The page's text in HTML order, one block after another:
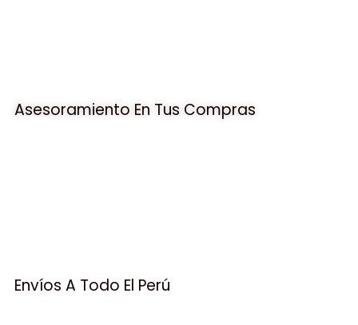
Asesoramiento En Tus Compras
Envíos A Todo El Perú